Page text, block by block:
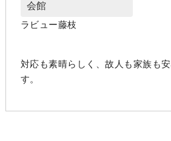
会館
ラビュー藤枝
対応も素晴らしく、故人も家族も
す。